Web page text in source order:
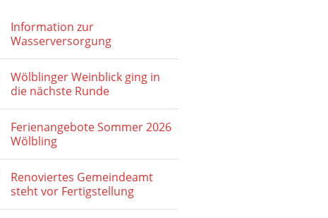
Information zur
Wasserversorgung
Wölblinger Weinblick ging in
die nächste Runde
Ferienangebote Sommer 2026
Wölbling
Renoviertes Gemeindeamt
steht vor Fertigstellung